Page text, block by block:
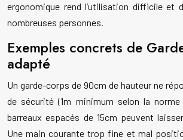
ergonomique rend l’utilisation difficile et
nombreuses personnes.
Exemples concrets de
adapté
Un garde-corps de 90cm de hauteur ne
de sécurité (1m minimum selon la norme
barreaux espacés de 15cm peuvent
Une main courante trop fine et mal